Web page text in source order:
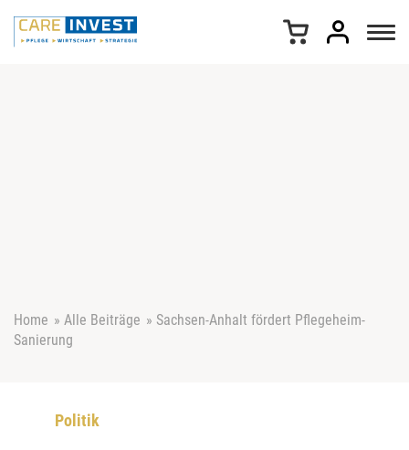
Home » Alle Beiträge » Sachsen-Anhalt fördert Pflegeheim-
Sanierung
Politik